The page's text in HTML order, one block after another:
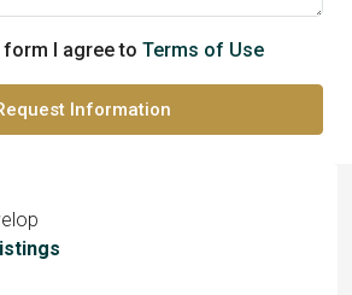
I agree to Terms of Use
Information